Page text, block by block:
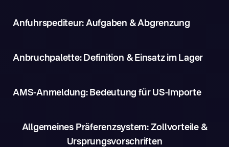
Anfuhrspediteur: Aufgaben & Abgrenzung
Anbruchpalette: Definition & Einsatz im Lager
AMS-Anmeldung: Bedeutung für US-Importe
Allgemeines Präferenzsystem: Zollvorteile &
Ursprungsvorschriften